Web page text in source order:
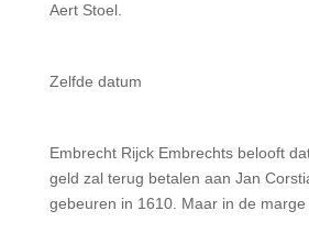
Aert Stoel.
Zelfde datum
Embrecht Rijck Embrechts belooft
geld zal terug betalen aan Jan
gebeuren in 1610. Maar in de marge